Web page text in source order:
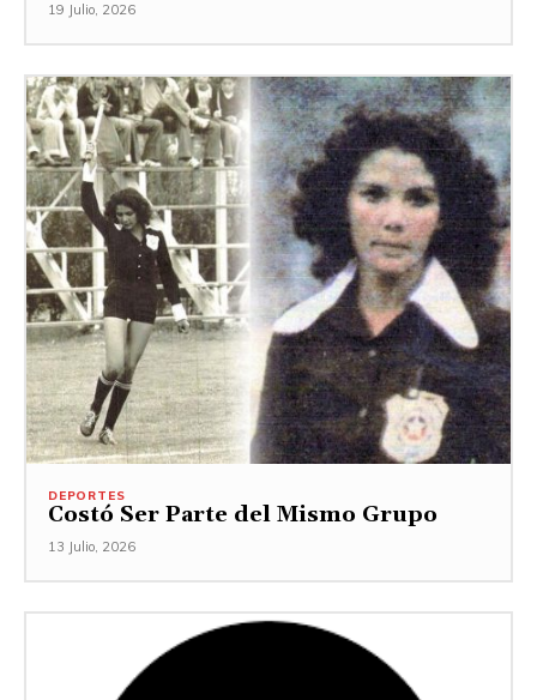
19 Julio, 2026
DEPORTES
Costó Ser Parte del Mismo Grupo
13 Julio, 2026